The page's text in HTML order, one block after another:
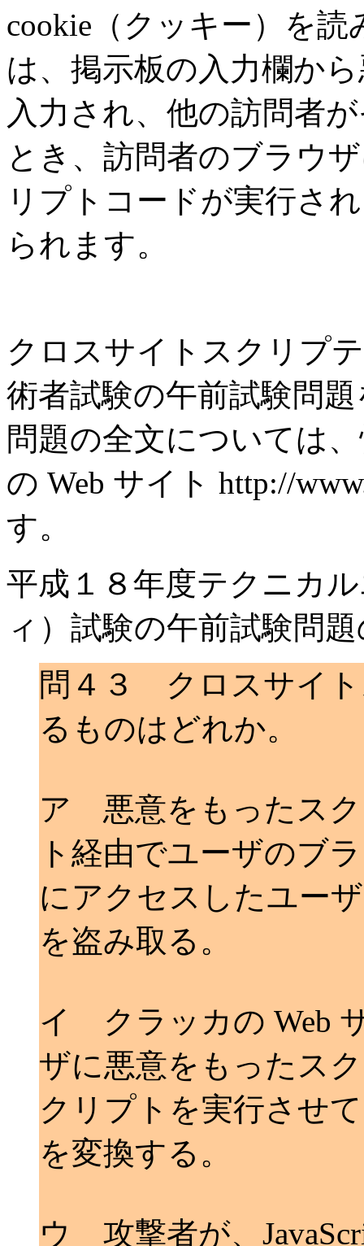
cookie（クッキー）を
は、掲示板の入力欄か
入力され、他の訪問者
とき、訪問者のブラウ
リプトコードが実行さ
られます。
クロスサイトスクリプ
術者試験の午前試験問
問題の全文については
の Web サイト http://
す。
平成１８年度テクニカ
ィ）試験の午前試験問
問４３ クロスサイ
るものはどれか。
ア 悪意をもったス
ト経由でユーザのブ
にアクセスしたユー
を盗み取る。
イ クラッカの Web
ザに悪意をもったス
クリプトを実行させ
を変換する。
ウ 攻撃者が、